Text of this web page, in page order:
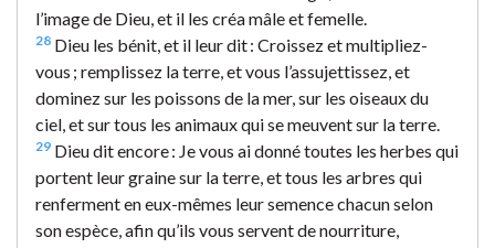
l’image de Dieu, et il les créa mâle et femelle.
28 Dieu les bénit, et il leur dit : Croissez et multipliez-
vous ; remplissez la terre, et vous l’assujettissez, et
dominez sur les poissons de la mer, sur les oiseaux du
ciel, et sur tous les animaux qui se meuvent sur la terre.
29 Dieu dit encore : Je vous ai donné toutes les herbes qui
portent leur graine sur la terre, et tous les arbres qui
renferment en eux-mêmes leur semence chacun selon
son espèce, afin qu’ils vous servent de nourriture,